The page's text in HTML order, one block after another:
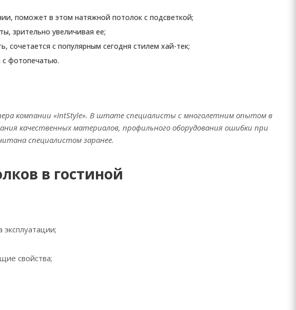
поможет в этом натяжной потолок с подсветкой;
зрительно увеличивая ее;
сочетается с популярным сегодня стилем хай-тек;
фотопечатью.
компании «IntStyle». В штате специалисты с многолетним опытом в
качественных материалов, профильного оборудования ошибки при
специалистом заранее.
в гостиной
свойства;